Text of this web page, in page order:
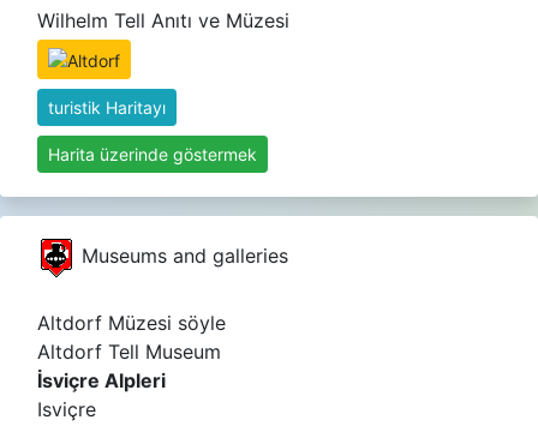
Wilhelm Tell Anıtı ve Müzesi
turistik Haritayı
Harita üzerinde göstermek
Museums and galleries
Altdorf Müzesi söyle
Altdorf Tell Museum
İsviçre Alpleri
Isviçre